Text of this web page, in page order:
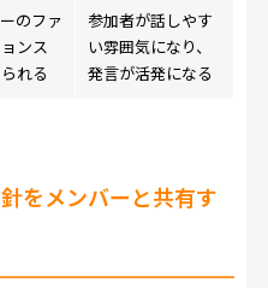
のファ
ンス
れる
参加者が話しやす
い雰囲気になり、
発言が活発になる
をメンバーと共有す